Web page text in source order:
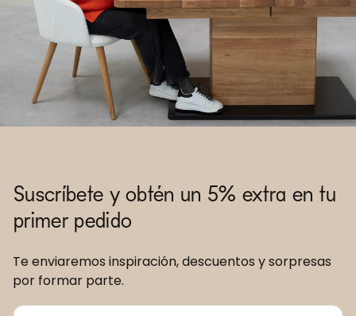
Suscríbete y obtén un 5% extra en tu
primer pedido
Te enviaremos inspiración, descuentos y sorpresas
por formar parte.